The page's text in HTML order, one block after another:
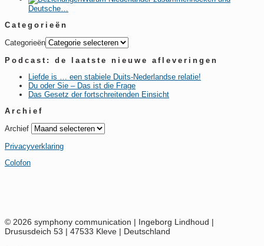
Deutsche…
Categorieën
Categorieën
Podcast: de laatste nieuwe afleveringen
Liefde is … een stabiele Duits-Nederlandse relatie!
Du oder Sie – Das ist die Frage
Das Gesetz der fortschreitenden Einsicht
Archief
Archief
Privacyverklaring
Colofon
© 2026 symphony communication | Ingeborg Lindhoud |
Drususdeich 53 | 47533 Kleve | Deutschland